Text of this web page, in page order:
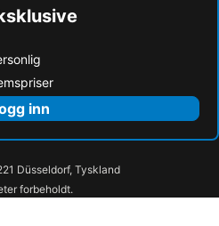
inn
Düsseldorf, Tyskland
forbeholdt.